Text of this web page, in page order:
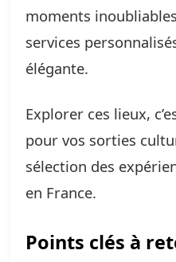
moments
services
élégante.
Explorer ces lieux,
pour vos sorties
sélection des
en France.
Points clés à